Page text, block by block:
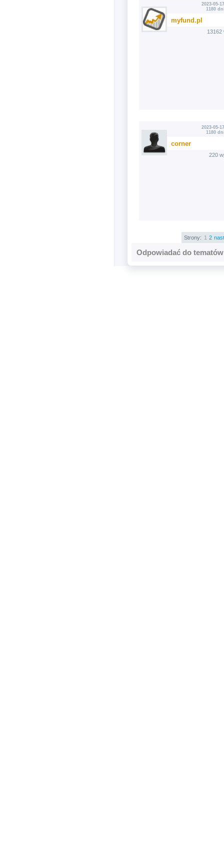
2023-05-
1180
myfund.pl
13162
2023-05-
1180
corner
220
Strony: 1 2
Odpowiadać do